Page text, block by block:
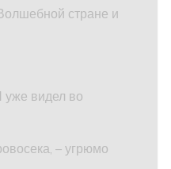
стране и
уже видел во
– угрюмо